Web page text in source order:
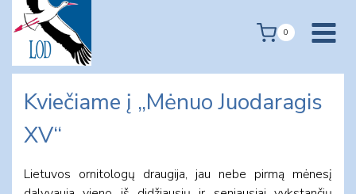
content
0
Kviečiame į „Mėnuo Juodaragis
XV“
Lietuvos ornitologų draugija, jau nebe pirmą mėnesį